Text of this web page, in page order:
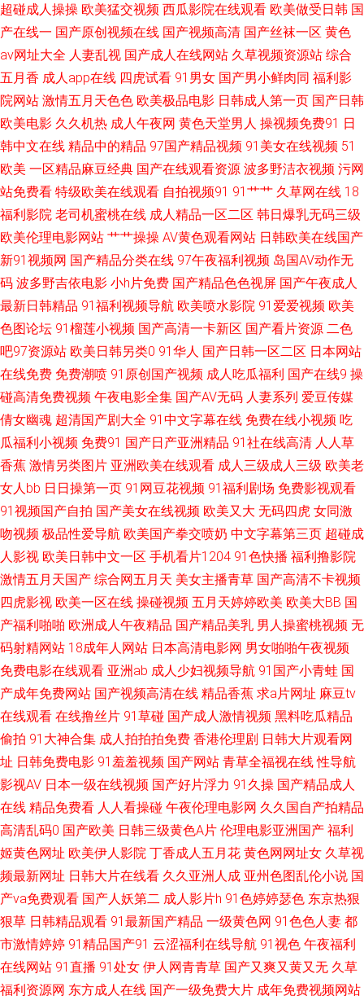
乳肉感在线 91传媒在线 久久綜合很很很 亚洲欧美中日韩在线 国产自产视频
观看的影视网站 一级不卡免费视 花蝴蝶看片日本大全 日本高清特黄刺激大
片 日韩精品一区国产精品 草草视频91 欧美专区在线中文网 91白丝秘 精品一
级 亚洲国产精品不卡在线 国产色在线亚洲 爽死七七 www婷婷 欧美国产激情
视频一区 18香蕉 久草精品 亚洲区在线一区 国产美女www爽爽 思思99re6国
操人软件 欧美性爱网页 中文字幕不卡亚洲 黑人福利视频导航 在线精品欧美
一区二区 九九热超碰 亚洲男人的天 国产精品二十页 日韩欧美国产传媒 AV日
韩 欧美日韩视频 青春草免费视频播放 老司机午夜剧场 99热在线都是 男人天
堂抠逼 在线欧美中文亚洲精品 久草成人福利导航 性激片在线播 高清精品中
文影 让男生揉的小说 电视剧免费全集观看 秋霞特色在线大片 最新影视直播
手游基地 精品无卡 午夜亚洲无码 久久狼友社 亚洲性hd高清 国产乱理伦片在
线观看 污污视频在线观看黄 给我免费播放片国语 区男人本色vr 69av麻豆 巨
乳探花 亚洲制服丝袜中文综合 国产一区二 微微商务网 大地电影 日字码无精
在 超碰1区成人导航 欧美卡不卡 自拍偷拍欧美激情 看免费电影网站 欧美性
字幕永久免费观看 久草在线免费福利 在线午夜国产福利 久久久久久久香蕉
亚洲射色精品大地资源 精品国产品国 亚洲日韩免费在线观看 国产天堂一区
无码专区伦理三级 国产97在线 搡bbbb搡bbb 成人黃色一級片 欧洲亚洲日本
国产白丝在线 大香蕉超碰免费在 成全影视大全在线看我的女友 污污的网 九
九热国产视频精品 99超碰久 日韩专区亚洲精品 国产精品第一区第 亚洲人的
天 欧美福利三区 成全电影免费高清 视频免费观看 国产精品自在 亚洲成a人v
在线蜜臀 老熟女午 91豆花视频 日本视频三区 国产中老年妇女精品 97资源麻
烦视频 亚洲福利在线老司机 好看的电视剧推荐。 亚洲无线观看国产高清 国
超碰成人操操 欧美猛交视频 西瓜影院在线观看 欧美做受日韩 国
产在线一 国产原创视频在线 国产视频高清 国产丝袜一区 黄色
av网址大全 人妻乱视 国产成人在线网站 久草视频资源站 综合
五月香 成人app在线 四虎试看 91男女 国产男小鲜肉同 福利影
院网站 激情五月天色色 欧美极品电影 日韩成人第一页 国产日韩
欧美电影 久久机热 成人午夜网 黄色天堂男人 操视频免费91 日
韩中文在线 精品中的精品 97国产精品视频 91美女在线视频 51
欧美 一区精品麻豆经典 国产在线观看资源 波多野洁衣视频 污网
站免费看 特级欧美在线观看 自拍视频91 91艹艹 久草网在线 18
福利影院 老司机蜜桃在线 成人精品一区二区 韩日爆乳无码三级
欧美伦理电影网站 艹艹操操 AV黄色观看网站 日韩欧美在线国产
新91视频网 国产精品分类在线 97午夜福利视频 岛国AV动作无
码 波多野吉依电影 小h片免费 国产精品色色视屏 国产午夜成人
最新日韩精品 91福利视频导航 欧美喷水影院 91爱爱视频 欧美
色图论坛 91榴莲小视频 国产高清一卡新区 国产看片资源 二色
吧97资源站 欧美日韩另类0 91华人 国产日韩一区二区 日本网站
在线免费 免费潮喷 91原创国产视频 成人吃瓜福利 国产在线9 操
碰高清免费视频 午夜电影全集 国产AV无码 人妻系列 爱豆传媒
倩女幽魂 超清国产剧大全 91中文字幕在线 免费在线小视频 吃
瓜福利小视频 免费91 国产日产亚洲精品 91社在线高清 人人草
香蕉 激情另类图片 亚洲欧美在线观看 成人三级成人三级 欧美老
女人bb 日日操第一页 91网豆花视频 91福利剧场 免费影视观看
91视频国产自拍 国产美女在线视频 欧美又大 无码四虎 女同激
吻视频 极品性爱导航 欧美国产拳交喷奶 中文字幕第三页 超碰成
人影视 欧美日韩中文一区 手机看片1204 91色快播 福利撸影院
激情五月天国产 综合网五月天 美女主播青草 国产高清不卡视频
四虎影视 欧美一区在线 操碰视频 五月天婷婷欧美 欧美大BB 国
产福利啪啪 欧洲成人午夜精品 国产精品美乳 男人操蜜桃视频 无
码射精网站 18成年人网站 日本高清电影网 男女啪啪午夜视频
免费电影在线观看 亚洲ab 成人少妇视频导航 91国产小青蛙 国
产成年免费网站 国产视频高清在线 精品香蕉 求a片网址 麻豆tv
在线观看 在线撸丝片 91草碰 国产成人激情视频 黑料吃瓜精品
偷拍 91大神合集 成人拍拍拍免费 香港伦理剧 日韩大片观看网
址 日韩免费电影 91羞羞视频 国产网站 青草全福视在线 性导航
影视AV 日本一级在线视频 国产好片浮力 91久操 国产精品成人
在线 精品免费看 人人看操碰 午夜伦理电影网 久久国自产拍精品
高清乱码0 国产欧美 日韩三级黄色A片 伦理电影亚洲国产 福利
姬黄色网址 欧美伊人影院 丁香成人五月花 黄色网网址女 久草视
频最新网址 日韩大片在线看 久久亚洲人成 亚州色图乱伦小说 国
产va免费观看 国产人妖第二 成人影片h 91色婷婷瑟色 东京热狠
狠草 日韩精品观看 91最新国产精品 一级黄色网 91色色人妻 都
市激情婷婷 91精品国产91 云涩福利在线导航 91视色 午夜福利
在线网站 91直播 91处女 伊人网青青草 国产又爽又黄又无 久草
福利资源网 东方成人在线 国产一级免费大片 成年免费视频网站